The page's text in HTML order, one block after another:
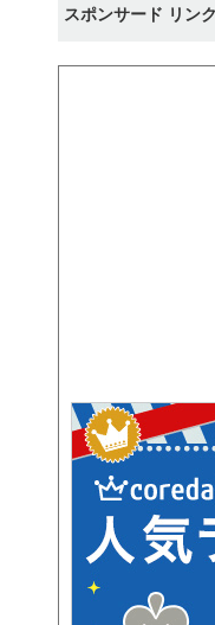
スポンサード リンク